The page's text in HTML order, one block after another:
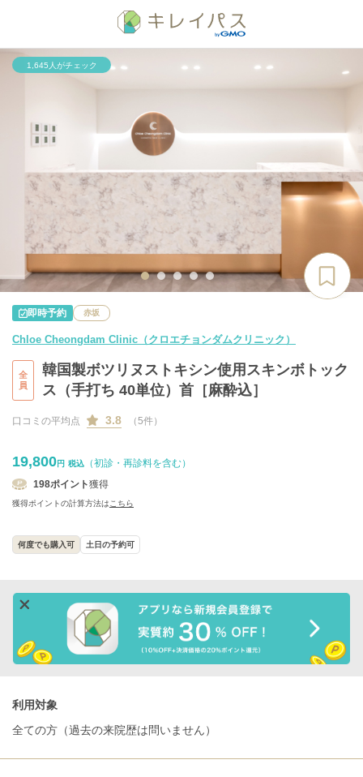
1,645人がチェック
即時予約 赤坂
Chloe Cheongdam Clinic（クロエチョンダムクリニック）
全
員
韓国製ボツリヌストキシン使用スキンボトック
ス（手打ち 40単位）首［麻酔込］
口コミの平均点 3.8 （5件）
19,800円 税込
（初診・再診料を含む）
198ポイント獲得
獲得ポイントの計算方法はこちら
何度でも購入可 土日の予約可
利用対象
全ての方（過去の来院歴は問いません）